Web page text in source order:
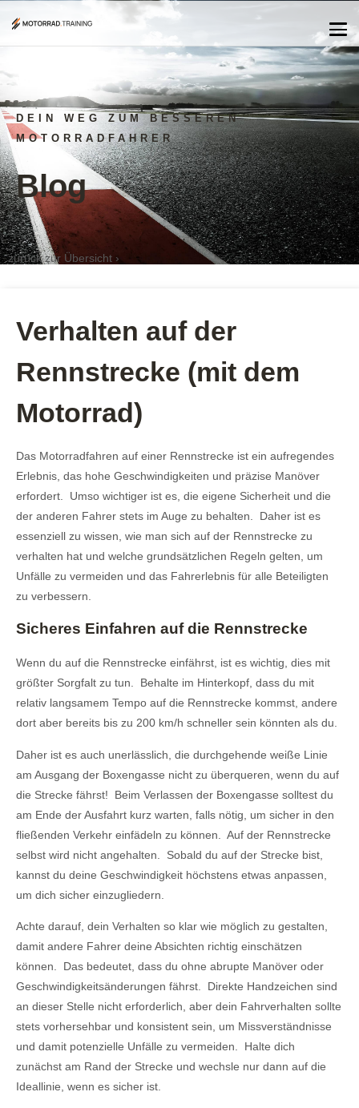
DEIN WEG ZUM BESSEREN
MOTORRADFAHRER
Blog
zurück zur Übersicht ›
Verhalten auf der
Rennstrecke (mit dem
Motorrad)
Das Motorradfahren auf einer Rennstrecke ist ein aufregendes
Erlebnis, das hohe Geschwindigkeiten und präzise Manöver
erfordert. Umso wichtiger ist es, die eigene Sicherheit und die
der anderen Fahrer stets im Auge zu behalten. Daher ist es
essenziell zu wissen, wie man sich auf der Rennstrecke zu
verhalten hat und welche grundsätzlichen Regeln gelten, um
Unfälle zu vermeiden und das Fahrerlebnis für alle Beteiligten
zu verbessern.
Sicheres Einfahren auf die Rennstrecke
Wenn du auf die Rennstrecke einfährst, ist es wichtig, dies mit
größter Sorgfalt zu tun. Behalte im Hinterkopf, dass du mit
relativ langsamem Tempo auf die Rennstrecke kommst, andere
dort aber bereits bis zu 200 km/h schneller sein könnten als du.
Daher ist es auch unerlässlich, die durchgehende weiße Linie
am Ausgang der Boxengasse nicht zu überqueren, wenn du auf
die Strecke fährst! Beim Verlassen der Boxengasse solltest du
am Ende der Ausfahrt kurz warten, falls nötig, um sicher in den
fließenden Verkehr einfädeln zu können. Auf der Rennstrecke
selbst wird nicht angehalten. Sobald du auf der Strecke bist,
kannst du deine Geschwindigkeit höchstens etwas anpassen,
um dich sicher einzugliedern.
Achte darauf, dein Verhalten so klar wie möglich zu gestalten,
damit andere Fahrer deine Absichten richtig einschätzen
können. Das bedeutet, dass du ohne abrupte Manöver oder
Geschwindigkeitsänderungen fährst. Direkte Handzeichen sind
an dieser Stelle nicht erforderlich, aber dein Fahrverhalten sollte
stets vorhersehbar und konsistent sein, um Missverständnisse
und damit potenzielle Unfälle zu vermeiden. Halte dich
zunächst am Rand der Strecke und wechsle nur dann auf die
Ideallinie, wenn es sicher ist.